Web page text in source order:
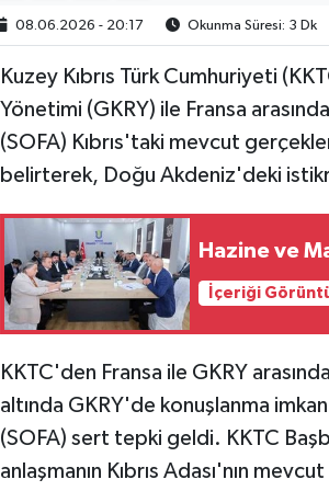
08.06.2026 - 20:17 Okunma Süresi: 3 Dk
Kuzey Kıbrıs Türk Cumhuriyeti
Yönetimi (GKRY) ile Fransa
(SOFA) Kıbrıs'taki mevcut
belirterek, Doğu Akdeniz'deki
Hazine ve
İçeriği
KKTC'den Fransa ile GKRY
altında GKRY'de konuşlanma
(SOFA) sert tepki geldi. KKTC
anlaşmanın Kıbrıs Adası'nın